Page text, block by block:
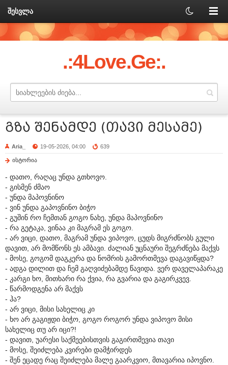
შესვლა
.:4Love.Ge:.
გზა შენამდე (თავი მესამე)
Aria_ 19-05-2026, 04:00 639
ისტორია
- დათო, რაღაც უნდა გთხოვო.
- გისმენ ძმაო
- უნდა მაპოვნინო
- ვინ უნდა გაპოვნინო ბიჭო
- გუშინ რო ჩემთან გოგო ნახე, უნდა მაპოვნინო
- რა გეტაკა, ვინაა კი მაგრამ ეს გოგო.
- არ ვიცი, დათო, მაგრამ უნდა ვიპოვო, ცუდს მიგრძნობს გული
დავით, არ მომწონს ეს ამბავი. ძალიან უცნაური შეგრძნება მაქვს
- მოსე, გოგომ დაგკერა და ნომრის გამორთმევა დაგავიწყდა?
- ადგა დილით და ჩემ გაღვიძებამდე წავიდა. ვერ დაველაპარაკე
- კარგი ხო, მითხარი რა ქვია, რა გვარია და გაგირკვევ.
- წარმოდგენა არ მაქვს
- ჰა?
- არ ვიცი, მისი სახელიც კი
- ხო არ გაგიჟდი ბიჭო, გოგო როგორ უნდა ვიპოვო მისი
სახელიც თუ არ იცი?!
- დავით, უარესი საქმეებისთვის გაგირთმევია თავი
- მოსე, შეიძლება კვირები დამჭირდეს
- შენ ეცადე რაც შეიძლება მალე გაარკვიო, მთავარია იპოვნო.